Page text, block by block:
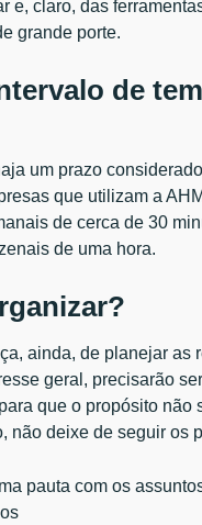
e, claro, das
grande porte.
de
um prazo
que utilizam a
de cerca de 30
de uma hora.
ainda, de planejar as
geral, precisarão
que o propósito não
não deixe de seguir os
pauta com os